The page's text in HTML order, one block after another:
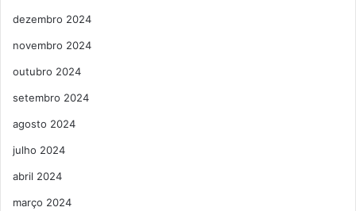
dezembro 2024
novembro 2024
outubro 2024
setembro 2024
agosto 2024
julho 2024
abril 2024
março 2024